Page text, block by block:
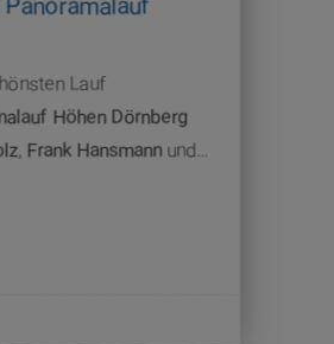
Lauf
Höhen Dörnberg
, Frank Hansmannund…